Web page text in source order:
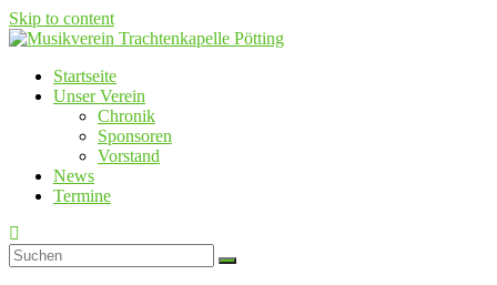
Skip to content
Musikverein Trachtenkapelle Pötting
Startseite
Unser Verein
Chronik
Sponsoren
Vorstand
News
Termine